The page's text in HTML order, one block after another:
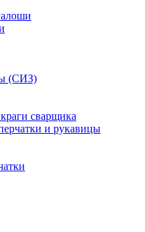
(СИЗ)
сварщика
и рукавицы